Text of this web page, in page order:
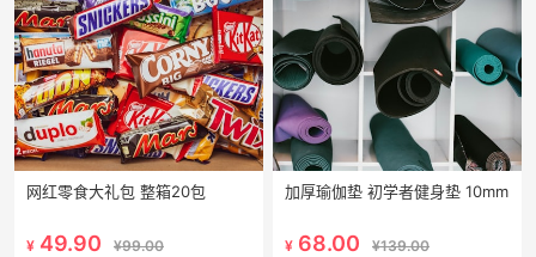
网红零食大礼包 整箱20包
¥ 49.90 ¥99.00
加厚瑜伽垫 初学者健身垫 10mm
¥ 68.00 ¥139.00